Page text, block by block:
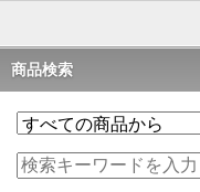
商品検索